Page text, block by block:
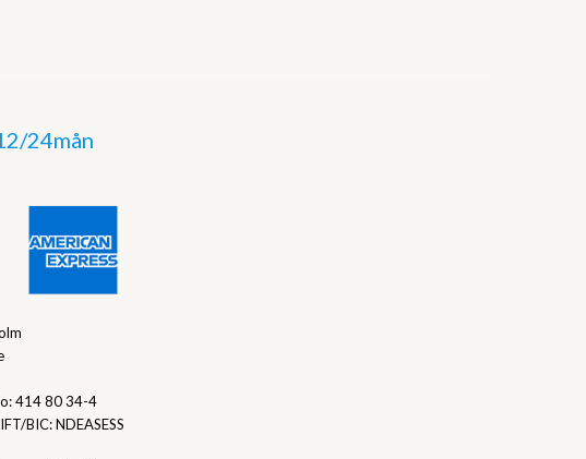
24mån
414 80 34-4
BIC: NDEASESS